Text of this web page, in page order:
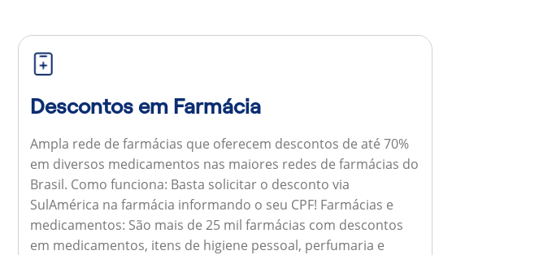
Descontos em Farmácia
Ampla rede de farmácias que oferecem descontos de até 70%
em diversos medicamentos nas maiores redes de farmácias do
Brasil. Como funciona: Basta solicitar o desconto via
SulAmérica na farmácia informando o seu CPF! Farmácias e
medicamentos: São mais de 25 mil farmácias com descontos
em medicamentos, itens de higiene pessoal, perfumaria e